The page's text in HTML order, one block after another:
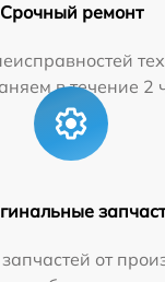
Срочный ремонт
в течение 2
от